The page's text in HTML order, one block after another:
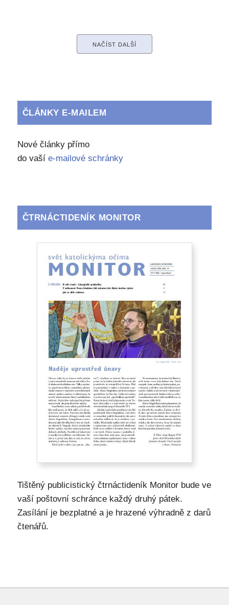
NAČÍST DALŠÍ
ČLÁNKY E-MAILEM
Nové články přímo
do vaší e-mailové schránky
ČTRNÁCTIDENÍK MONITOR
Tištěný publicistický čtrnáctideník Monitor bude ve
vaší poštovní schránce každý druhý pátek.
Zasílání je bezplatné a je hrazené výhradně z darů
čtenářů.